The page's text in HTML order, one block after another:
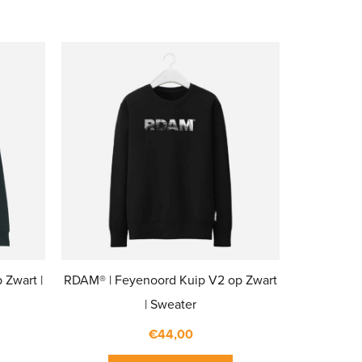
Zwart |
RDAM® | Feyenoord Kuip V2 op Zwart
| Sweater
€44,00